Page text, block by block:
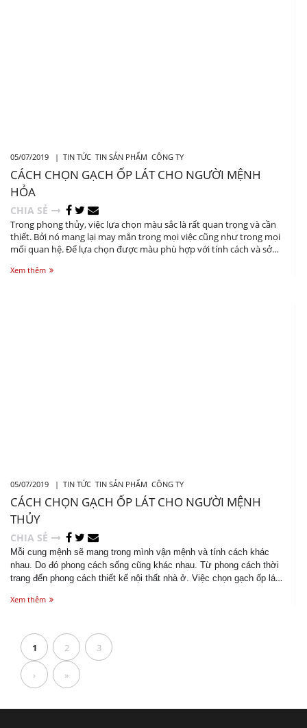
05/07/2019 | TIN TỨC TIN SẢN PHẨM CÔNG TY
CÁCH CHỌN GẠCH ỐP LÁT CHO NGƯỜI MỆNH
HỎA
CHIA SẺ
Trong phong thủy, việc lựa chọn màu sắc là rất quan trọng và cần
thiết. Bởi nó mang lại may mắn trong mọi việc cũng như trong mọi
mối quan hệ. Để lựa chọn được màu phù hợp với tính cách và sở
khắc trong ngũ hành. Vậy mệnh Hỏa hợp với màu nào, làm sao để
Xem thêm
05/07/2019 | TIN TỨC TIN SẢN PHẨM CÔNG TY
CÁCH CHỌN GẠCH ỐP LÁT CHO NGƯỜI MỆNH
THỦY
CHIA SẺ
Mỗi cung mệnh sẽ mang trong mình vận mệnh và tính cách khác
nhau. Do đó phong cách sống cũng khác nhau. Từ phong cách thời
trang đến phong cách thiết kế nội thất nhà ở. Việc chọn gạch ốp lát
của gia chủ vừa hợp phong thủy mang lại may mắn và tài lộc ....
Xem thêm
1 2 3
› »